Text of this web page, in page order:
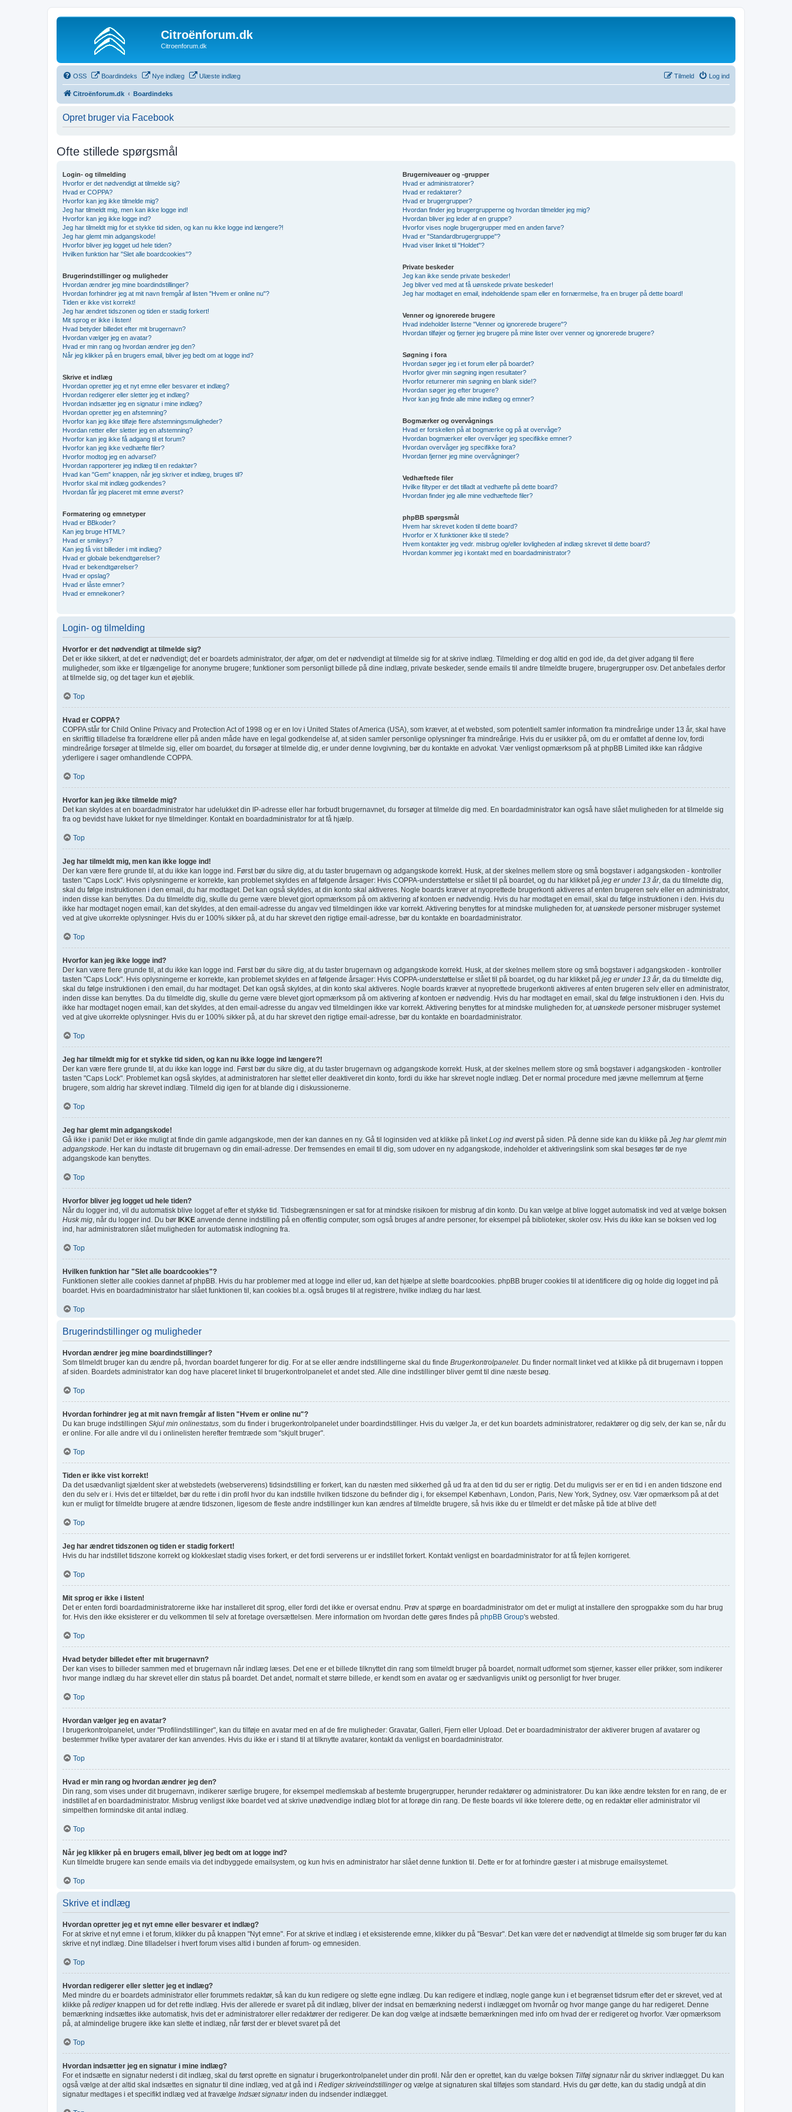
Citroënforum.dk
Citroenforum.dk
OSS Boardindeks Nye indlæg Ulæste indlæg Log ind
Tilmeld
Citroënforum.dk Boardindeks
Opret bruger via Facebook
Ofte stillede spørgsmål
Login- og tilmelding
Hvorfor er det nødvendigt at tilmelde sig?
Hvad er COPPA?
Hvorfor kan jeg ikke tilmelde mig?
Jeg har tilmeldt mig, men kan ikke logge ind!
Hvorfor kan jeg ikke logge ind?
Jeg har tilmeldt mig for et stykke tid siden, og kan nu ikke logge ind længere?!
Jeg har glemt min adgangskode!
Hvorfor bliver jeg logget ud hele tiden?
Hvilken funktion har "Slet alle boardcookies"?
Brugerindstillinger og muligheder
Hvordan ændrer jeg mine boardindstillinger?
Hvordan forhindrer jeg at mit navn fremgår af listen "Hvem er online nu"?
Tiden er ikke vist korrekt!
Jeg har ændret tidszonen og tiden er stadig forkert!
Mit sprog er ikke i listen!
Hvad betyder billedet efter mit brugernavn?
Hvordan vælger jeg en avatar?
Hvad er min rang og hvordan ændrer jeg den?
Når jeg klikker på en brugers email, bliver jeg bedt om at logge ind?
Skrive et indlæg
Hvordan opretter jeg et nyt emne eller besvarer et indlæg?
Hvordan redigerer eller sletter jeg et indlæg?
Hvordan indsætter jeg en signatur i mine indlæg?
Hvordan opretter jeg en afstemning?
Hvorfor kan jeg ikke tilføje flere afstemningsmuligheder?
Hvordan retter eller sletter jeg en afstemning?
Hvorfor kan jeg ikke få adgang til et forum?
Hvorfor kan jeg ikke vedhæfte filer?
Hvorfor modtog jeg en advarsel?
Hvordan rapporterer jeg indlæg til en redaktør?
Hvad kan "Gem" knappen, når jeg skriver et indlæg, bruges til?
Hvorfor skal mit indlæg godkendes?
Hvordan får jeg placeret mit emne øverst?
Formatering og emnetyper
Hvad er BBkoder?
Kan jeg bruge HTML?
Hvad er smileys?
Kan jeg få vist billeder i mit indlæg?
Hvad er globale bekendtgørelser?
Hvad er bekendtgørelser?
Hvad er opslag?
Hvad er låste emner?
Hvad er emneikoner?
Brugerniveauer og -grupper
Hvad er administratorer?
Hvad er redaktører?
Hvad er brugergrupper?
Hvordan finder jeg brugergrupperne og hvordan tilmelder jeg mig?
Hvordan bliver jeg leder af en gruppe?
Hvorfor vises nogle brugergrupper med en anden farve?
Hvad er "Standardbrugergruppe"?
Hvad viser linket til "Holdet"?
Private beskeder
Jeg kan ikke sende private beskeder!
Jeg bliver ved med at få uønskede private beskeder!
Jeg har modtaget en email, indeholdende spam eller en fornærmelse, fra en bruger på dette board!
Venner og ignorerede brugere
Hvad indeholder listerne "Venner og ignorerede brugere"?
Hvordan tilføjer og fjerner jeg brugere på mine lister over venner og ignorerede brugere?
Søgning i fora
Hvordan søger jeg i et forum eller på boardet?
Hvorfor giver min søgning ingen resultater?
Hvorfor returnerer min søgning en blank side!?
Hvordan søger jeg efter brugere?
Hvor kan jeg finde alle mine indlæg og emner?
Bogmærker og overvågnings
Hvad er forskellen på at bogmærke og på at overvåge?
Hvordan bogmærker eller overvåger jeg specifikke emner?
Hvordan overvåger jeg specifikke fora?
Hvordan fjerner jeg mine overvågninger?
Vedhæftede filer
Hvilke filtyper er det tilladt at vedhæfte på dette board?
Hvordan finder jeg alle mine vedhæftede filer?
phpBB spørgsmål
Hvem har skrevet koden til dette board?
Hvorfor er X funktioner ikke til stede?
Hvem kontakter jeg vedr. misbrug og/eller lovligheden af indlæg skrevet til dette board?
Hvordan kommer jeg i kontakt med en boardadministrator?
Login- og tilmelding
Hvorfor er det nødvendigt at tilmelde sig?
Det er ikke sikkert, at det er nødvendigt; det er boardets administrator, der afgør, om det er nødvendigt at tilmelde sig for at skrive indlæg. Tilmelding er dog altid en god ide, da det giver adgang til flere
muligheder, som ikke er tilgængelige for anonyme brugere; funktioner som personligt billede på dine indlæg, private beskeder, sende emails til andre tilmeldte brugere, brugergrupper osv. Det anbefales derfor
at tilmelde sig, og det tager kun et øjeblik.
Top
Hvad er COPPA?
COPPA står for Child Online Privacy and Protection Act of 1998 og er en lov i United States of America (USA), som kræver, at et websted, som potentielt samler information fra mindreårige under 13 år, skal have
en skriftlig tilladelse fra forældrene eller på anden måde have en legal godkendelse af, at siden samler personlige oplysninger fra mindreårige. Hvis du er usikker på, om du er omfattet af denne lov, fordi
mindreårige forsøger at tilmelde sig, eller om boardet, du forsøger at tilmelde dig, er under denne lovgivning, bør du kontakte en advokat. Vær venligst opmærksom på at phpBB Limited ikke kan rådgive
yderligere i sager omhandlende COPPA.
Top
Hvorfor kan jeg ikke tilmelde mig?
Det kan skyldes at en boardadministrator har udelukket din IP-adresse eller har forbudt brugernavnet, du forsøger at tilmelde dig med. En boardadministrator kan også have slået muligheden for at tilmelde sig
fra og bevidst have lukket for nye tilmeldinger. Kontakt en boardadministrator for at få hjælp.
Top
Jeg har tilmeldt mig, men kan ikke logge ind!
Der kan være flere grunde til, at du ikke kan logge ind. Først bør du sikre dig, at du taster brugernavn og adgangskode korrekt. Husk, at der skelnes mellem store og små bogstaver i adgangskoden - kontroller
tasten "Caps Lock". Hvis oplysningerne er korrekte, kan problemet skyldes en af følgende årsager: Hvis COPPA-understøttelse er slået til på boardet, og du har klikket på jeg er under 13 år, da du tilmeldte dig,
skal du følge instruktionen i den email, du har modtaget. Det kan også skyldes, at din konto skal aktiveres. Nogle boards kræver at nyoprettede brugerkonti aktiveres af enten brugeren selv eller en administrator,
inden disse kan benyttes. Da du tilmeldte dig, skulle du gerne være blevet gjort opmærksom på om aktivering af kontoen er nødvendig. Hvis du har modtaget en email, skal du følge instruktionen i den. Hvis du
ikke har modtaget nogen email, kan det skyldes, at den email-adresse du angav ved tilmeldingen ikke var korrekt. Aktivering benyttes for at mindske muligheden for, at uønskede personer misbruger systemet
ved at give ukorrekte oplysninger. Hvis du er 100% sikker på, at du har skrevet den rigtige email-adresse, bør du kontakte en boardadministrator.
Top
Hvorfor kan jeg ikke logge ind?
Der kan være flere grunde til, at du ikke kan logge ind. Først bør du sikre dig, at du taster brugernavn og adgangskode korrekt. Husk, at der skelnes mellem store og små bogstaver i adgangskoden - kontroller
tasten "Caps Lock". Hvis oplysningerne er korrekte, kan problemet skyldes en af følgende årsager: Hvis COPPA-understøttelse er slået til på boardet, og du har klikket på jeg er under 13 år, da du tilmeldte dig,
skal du følge instruktionen i den email, du har modtaget. Det kan også skyldes, at din konto skal aktiveres. Nogle boards kræver at nyoprettede brugerkonti aktiveres af enten brugeren selv eller en administrator,
inden disse kan benyttes. Da du tilmeldte dig, skulle du gerne være blevet gjort opmærksom på om aktivering af kontoen er nødvendig. Hvis du har modtaget en email, skal du følge instruktionen i den. Hvis du
ikke har modtaget nogen email, kan det skyldes, at den email-adresse du angav ved tilmeldingen ikke var korrekt. Aktivering benyttes for at mindske muligheden for, at uønskede personer misbruger systemet
ved at give ukorrekte oplysninger. Hvis du er 100% sikker på, at du har skrevet den rigtige email-adresse, bør du kontakte en boardadministrator.
Top
Jeg har tilmeldt mig for et stykke tid siden, og kan nu ikke logge ind længere?!
Der kan være flere grunde til, at du ikke kan logge ind. Først bør du sikre dig, at du taster brugernavn og adgangskode korrekt. Husk, at der skelnes mellem store og små bogstaver i adgangskoden - kontroller
tasten "Caps Lock". Problemet kan også skyldes, at administratoren har slettet eller deaktiveret din konto, fordi du ikke har skrevet nogle indlæg. Det er normal procedure med jævne mellemrum at fjerne
brugere, som aldrig har skrevet indlæg. Tilmeld dig igen for at blande dig i diskussionerne.
Top
Jeg har glemt min adgangskode!
Gå ikke i panik! Det er ikke muligt at finde din gamle adgangskode, men der kan dannes en ny. Gå til loginsiden ved at klikke på linket Log ind øverst på siden. På denne side kan du klikke på Jeg har glemt min
adgangskode . Her kan du indtaste dit brugernavn og din email-adresse. Der fremsendes en email til dig, som udover en ny adgangskode, indeholder et aktiveringslink som skal besøges før de nye
adgangskode kan benyttes.
Top
Hvorfor bliver jeg logget ud hele tiden?
Når du logger ind, vil du automatisk blive logget af efter et stykke tid. Tidsbegrænsningen er sat for at mindske risikoen for misbrug af din konto. Du kan vælge at blive logget automatisk ind ved at vælge boksen
Husk mig , når du logger ind. Du bør IKKE anvende denne indstilling på en offentlig computer, som også bruges af andre personer, for eksempel på biblioteker, skoler osv. Hvis du ikke kan se boksen ved log
ind, har administratoren slået muligheden for automatisk indlogning fra.
Top
Hvilken funktion har "Slet alle boardcookies"?
Funktionen sletter alle cookies dannet af phpBB. Hvis du har problemer med at logge ind eller ud, kan det hjælpe at slette boardcookies. phpBB bruger cookies til at identificere dig og holde dig logget ind på
boardet. Hvis en boardadministrator har slået funktionen til, kan cookies bl.a. også bruges til at registrere, hvilke indlæg du har læst.
Top
Brugerindstillinger og muligheder
Hvordan ændrer jeg mine boardindstillinger?
Som tilmeldt bruger kan du ændre på, hvordan boardet fungerer for dig. For at se eller ændre indstillingerne skal du finde Brugerkontrolpanelet. Du finder normalt linket ved at klikke på dit brugernavn i toppen
af siden. Boardets administrator kan dog have placeret linket til brugerkontrolpanelet et andet sted. Alle dine indstillinger bliver gemt til dine næste besøg.
Top
Hvordan forhindrer jeg at mit navn fremgår af listen "Hvem er online nu"?
Du kan bruge indstillingen Skjul min onlinestatus , som du finder i brugerkontrolpanelet under boardindstillinger. Hvis du vælger Ja , er det kun boardets administratorer, redaktører og dig selv, der kan se, når du
er online. For alle andre vil du i onlinelisten herefter fremtræde som "skjult bruger".
Top
Tiden er ikke vist korrekt!
Da det usædvanligt sjældent sker at webstedets (webserverens) tidsindstilling er forkert, kan du næsten med sikkerhed gå ud fra at den tid du ser er rigtig. Det du muligvis ser er en tid i en anden tidszone end
den du selv er i. Hvis det er tilfældet, bør du rette i din profil hvor du kan indstille hvilken tidszone du befinder dig i, for eksempel København, London, Paris, New York, Sydney, osv. Vær opmærksom på at det
kun er muligt for tilmeldte brugere at ændre tidszonen, ligesom de fleste andre indstillinger kun kan ændres af tilmeldte brugere, så hvis ikke du er tilmeldt er det måske på tide at blive det!
Top
Jeg har ændret tidszonen og tiden er stadig forkert!
Hvis du har indstillet tidszone korrekt og klokkeslæt stadig vises forkert, er det fordi serverens ur er indstillet forkert. Kontakt venligst en boardadministrator for at få fejlen korrigeret.
Top
Mit sprog er ikke i listen!
Det er enten fordi boardadministratorerne ikke har installeret dit sprog, eller fordi det ikke er oversat endnu. Prøv at spørge en boardadministrator om det er muligt at installere den sprogpakke som du har brug
for. Hvis den ikke eksisterer er du velkommen til selv at foretage oversættelsen. Mere information om hvordan dette gøres findes på phpBB Group's websted.
Top
Hvad betyder billedet efter mit brugernavn?
Der kan vises to billeder sammen med et brugernavn når indlæg læses. Det ene er et billede tilknyttet din rang som tilmeldt bruger på boardet, normalt udformet som stjerner, kasser eller prikker, som indikerer
hvor mange indlæg du har skrevet eller din status på boardet. Det andet, normalt et større billede, er kendt som en avatar og er sædvanligvis unikt og personligt for hver bruger.
Top
Hvordan vælger jeg en avatar?
I brugerkontrolpanelet, under "Profilindstillinger", kan du tilføje en avatar med en af de fire muligheder: Gravatar, Galleri, Fjern eller Upload. Det er boardadministrator der aktiverer brugen af avatarer og
bestemmer hvilke typer avatarer der kan anvendes. Hvis du ikke er i stand til at tilknytte avatarer, kontakt da venligst en boardadministrator.
Top
Hvad er min rang og hvordan ændrer jeg den?
Din rang, som vises under dit brugernavn, indikerer særlige brugere, for eksempel medlemskab af bestemte brugergrupper, herunder redaktører og administratorer. Du kan ikke ændre teksten for en rang, de er
indstillet af en boardadministrator. Misbrug venligst ikke boardet ved at skrive unødvendige indlæg blot for at forøge din rang. De fleste boards vil ikke tolerere dette, og en redaktør eller administrator vil
simpelthen formindske dit antal indlæg.
Top
Når jeg klikker på en brugers email, bliver jeg bedt om at logge ind?
Kun tilmeldte brugere kan sende emails via det indbyggede emailsystem, og kun hvis en administrator har slået denne funktion til. Dette er for at forhindre gæster i at misbruge emailsystemet.
Top
Skrive et indlæg
Hvordan opretter jeg et nyt emne eller besvarer et indlæg?
For at skrive et nyt emne i et forum, klikker du på knappen "Nyt emne". For at skrive et indlæg i et eksisterende emne, klikker du på "Besvar". Det kan være det er nødvendigt at tilmelde sig som bruger før du kan
skrive et nyt indlæg. Dine tilladelser i hvert forum vises altid i bunden af forum- og emnesiden.
Top
Hvordan redigerer eller sletter jeg et indlæg?
Med mindre du er boardets administrator eller forummets redaktør, så kan du kun redigere og slette egne indlæg. Du kan redigere et indlæg, nogle gange kun i et begrænset tidsrum efter det er skrevet, ved at
klikke på redigerknappen ud for det rette indlæg. Hvis der allerede er svaret på dit indlæg, bliver der indsat en bemærkning nederst i indlægget om hvornår og hvor mange gange du har redigeret. Denne
bemærkning indsættes ikke automatisk, hvis det er administratorer eller redaktører der redigerer. De kan dog vælge at indsætte bemærkningen med info om hvad der er redigeret og hvorfor. Vær opmærksom
på, at almindelige brugere ikke kan slette et indlæg, når først der er blevet svaret på det
Top
Hvordan indsætter jeg en signatur i mine indlæg?
For et indsætte en signatur nederst i dit indlæg, skal du først oprette en signatur i brugerkontrolpanelet under din profil. Når den er oprettet, kan du vælge boksen Tilføj signaturnår du skriver indlægget. Du kan
også vælge at der altid skal indsættes en signatur til dine indlæg, ved at gå ind i Rediger skriveindstillingerog vælge at signaturen skal tilføjes som standard. Hvis du gør dette, kan du stadig undgå at din
signatur medtages i et specifikt indlæg ved at fravælge Indsæt signaturinden du indsender indlægget.